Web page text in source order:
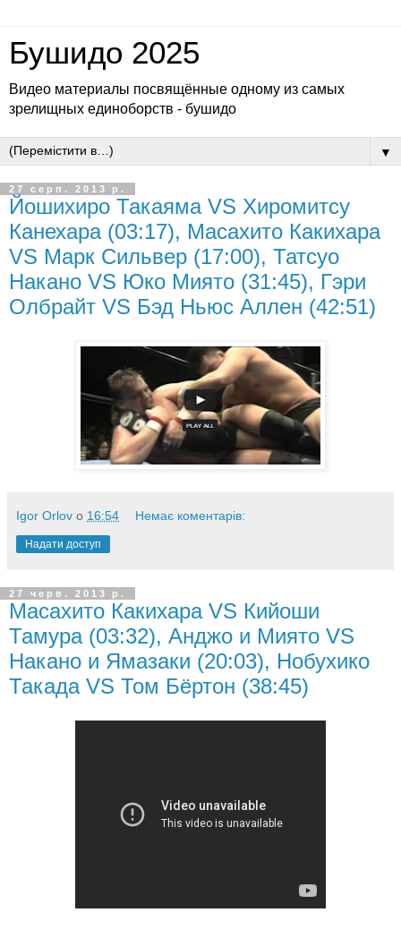
Бушидо 2025
Видео материалы посвящённые одному из самых
зрелищных единоборств - бушидо
▼
27 серп. 2013 р.
Йошихиро Такаяма VS Хиромитсу
Канехара (03:17), Масахито Какихара
VS Марк Сильвер (17:00), Татсуо
Накано VS Юко Миято (31:45), Гэри
Олбрайт VS Бэд Ньюс Аллен (42:51)
Igor Orlov о 16:54 Немає коментарів:
Надати доступ
27 черв. 2013 р.
Масахито Какихара VS Кийоши
Тамура (03:32), Анджо и Миято VS
Накано и Ямазаки (20:03), Нобухико
Такада VS Том Бёртон (38:45)